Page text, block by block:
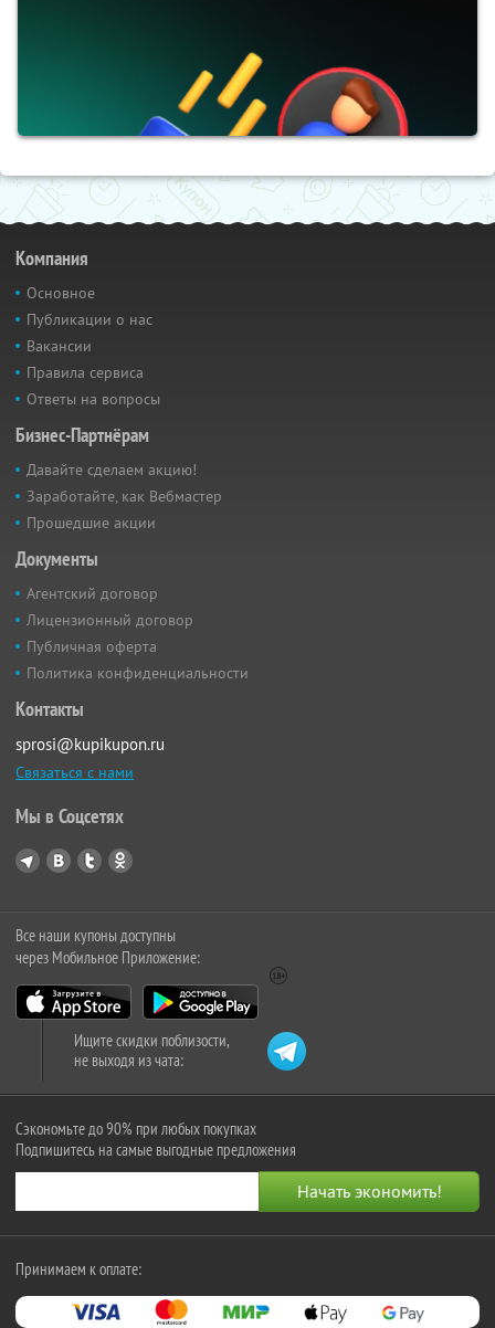
Компания
Основное
Публикации о нас
Вакансии
Правила сервиса
Ответы на вопросы
Бизнес-Партнёрам
Давайте сделаем акцию!
Заработайте, как Вебмастер
Прошедшие акции
Документы
Агентский договор
Лицензионный договор
Публичная оферта
Политика конфиденциальности
Контакты
sprosi@kupikupon.ru
Связаться с нами
Мы в Соцсетях
Все наши купоны доступны
через Мобильное Приложение:
Ищите скидки поблизости,
не выходя из чата:
Сэкономьте до 90% при любых покупках
Подпишитесь на самые выгодные предложения
Принимаем к оплате: